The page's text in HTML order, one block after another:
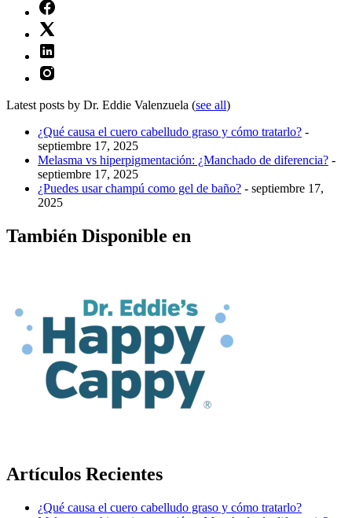
Latest posts by Dr. Eddie Valenzuela (see all)
¿Qué causa el cuero cabelludo graso y cómo tratarlo? -
septiembre 17, 2025
Melasma vs hiperpigmentación: ¿Manchado de diferencia? -
septiembre 17, 2025
¿Puedes usar champú como gel de baño? - septiembre 17,
2025
También Disponible en
Artículos Recientes
¿Qué causa el cuero cabelludo graso y cómo tratarlo?